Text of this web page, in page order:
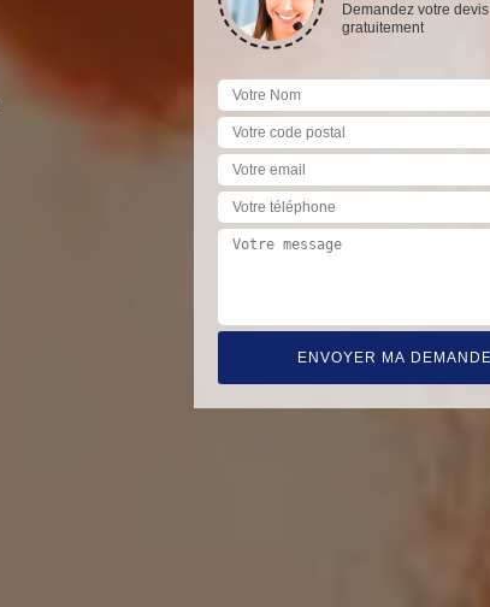
Demandez votre devis
gratuitement